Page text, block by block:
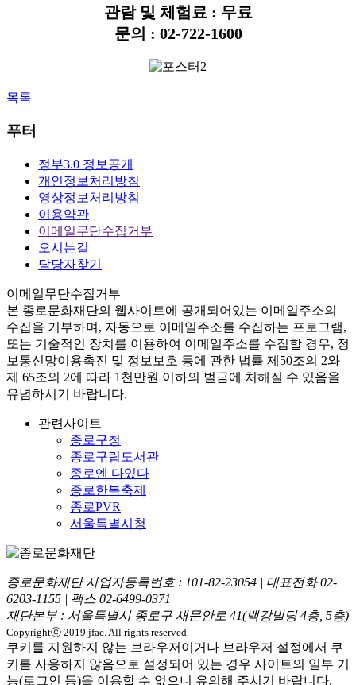
관람 및 체험료 : 무료
문의 : 02-722-1600
목록
푸터
정부3.0 정보공개
개인정보처리방침
영상정보처리방침
이용약관
이메일무단수집거부
오시는길
담당자찾기
이메일무단수집거부
본 종로문화재단의 웹사이트에 공개되어있는 이메일주소의
수집을 거부하며, 자동으로 이메일주소를 수집하는 프로그램,
또는 기술적인 장치를 이용하여 이메일주소를 수집할 경우, 정
보통신망이용촉진 및 정보보호 등에 관한 법률 제50조의 2와
제 65조의 2에 따라 1천만원 이하의 벌금에 처해질 수 있음을
유념하시기 바랍니다.
관련사이트
종로구청
종로구립도서관
종로엔 다있다
종로한복축제
종로PVR
서울특별시청
종로문화재단 사업자등록번호 : 101-82-23054 | 대표전화02-
6203-1155 | 팩스 02-6499-0371
재단본부 : 서울특별시 종로구 새문안로 41(백강빌딩 4층, 5층)
Copyrightⓒ 2019 jfac. All rights reserved.
쿠키를 지원하지 않는 브라우저이거나 브라우저 설정에서 쿠
키를 사용하지 않음으로 설정되어 있는 경우 사이트의 일부 기
능(로그인 등)을 이용할 수 없으니 유의해 주시기 바랍니다.